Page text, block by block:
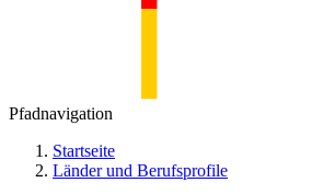
Pfadnavigation
Startseite
Länder und Berufsprofile